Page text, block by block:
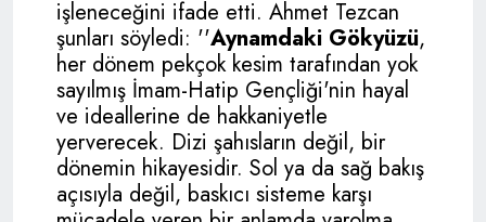
işleneceğini ifade etti. Ahmet Tezcan
şunları söyledi: ''Aynamdaki Gökyüzü,
her dönem pekçok kesim tarafından yok
sayılmış İmam-Hatip Gençliği'nin hayal
ve ideallerine de hakkaniyetle
yerverecek. Dizi şahısların değil, bir
dönemin hikayesidir. Sol ya da sağ bakış
açısıyla değil, baskıcı sisteme karşı